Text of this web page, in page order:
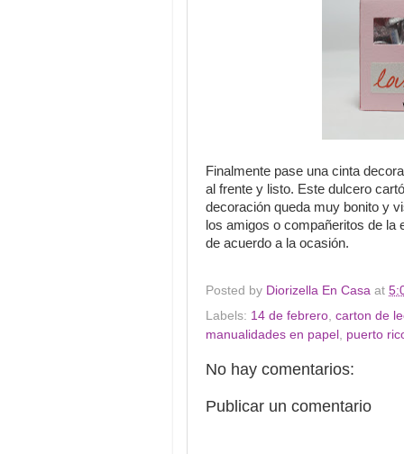
Finalmente pase una cinta
al frente y listo. Este dulcero
decoración queda muy bonito y
los amigos o compañeritos de la
de acuerdo a la ocasión.
Posted by Diorizella En Casa at
Labels: 14 de febrero carton de
manualidades en papel puerto
No hay comentarios:
Publicar un comentario